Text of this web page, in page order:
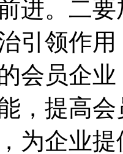
进。二
引领作
会员企
，提高
为企业